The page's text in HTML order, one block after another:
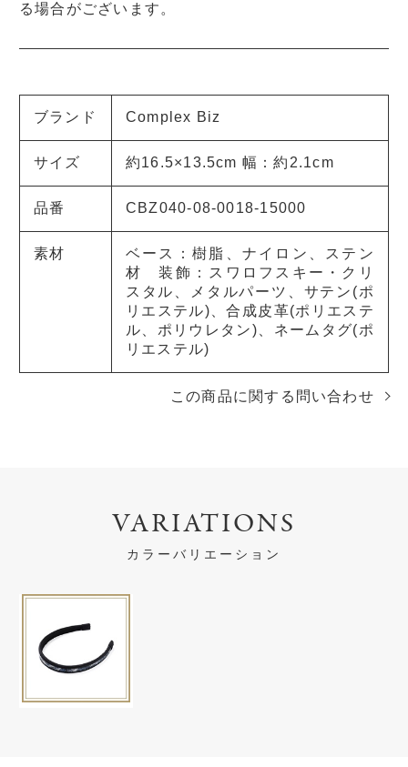
る場合がございます。
ブランド Complex Biz
サイズ 約16.5×13.5cm 幅：約2.1cm
品番 CBZ040-08-0018-15000
素材
ベース：樹脂、ナイロン、ステン
材 装飾：スワロフスキー・クリ
スタル、メタルパーツ、サテン(ポ
リエステル)、合成皮革(ポリエステ
ル、ポリウレタン)、ネームタグ(ポ
リエステル)
この商品に関する問い合わせ
VARIATIONS
カラーバリエーション